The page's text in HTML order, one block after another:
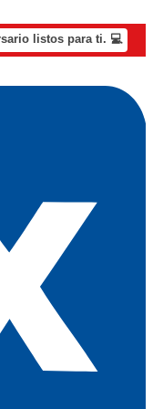
listos para ti. 💻